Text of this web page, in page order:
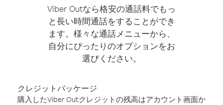
Viber Outなら格安の通話料でもっ
と長い時間通話をすることができ
ます。様々な通話メニューから、
自分にぴったりのオプションをお
選びください。
クレジットパッケージ
購入したViber Outクレジットの残高はアカウント画面か